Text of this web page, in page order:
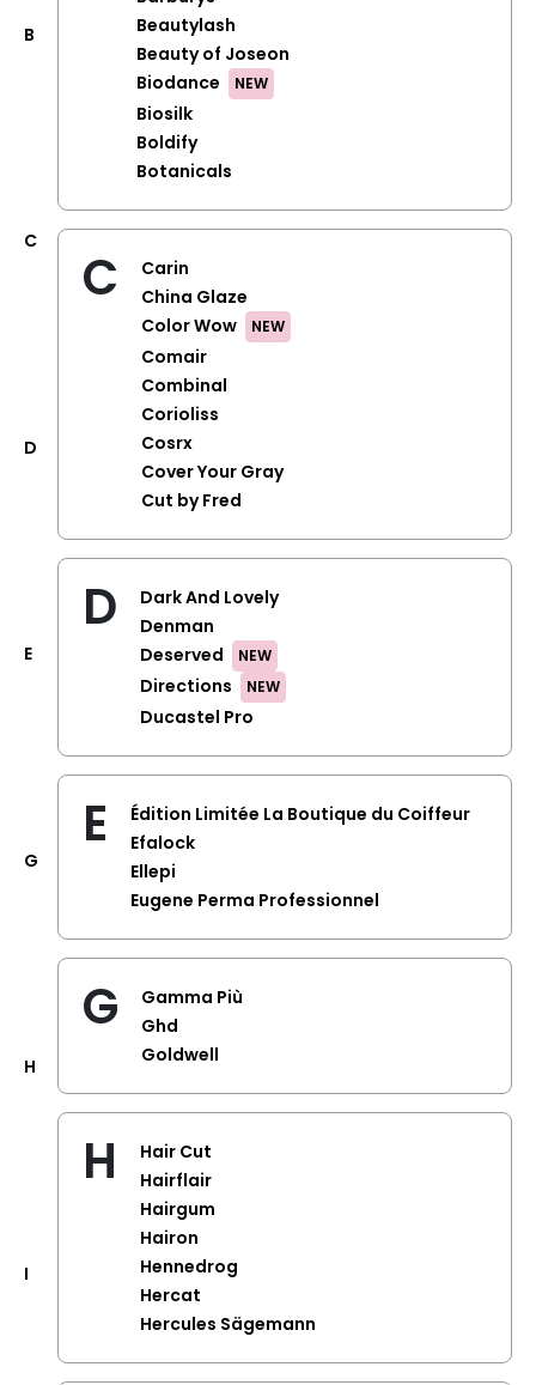
B
C
D
E
G
H
I
Beautylash
Beauty of Joseon
Biodance
NEW
Biosilk
Boldify
Botanicals
C
Carin
China Glaze
Color Wow
NEW
Comair
Combinal
Corioliss
Cosrx
Cover Your Gray
Cut by Fred
D
Dark And Lovely
Denman
Deserved
NEW
Directions NEW
Ducastel Pro
E
Édition Limitée La Boutique du Coiffeur
Efalock
Ellepi
Eugene Perma Professionnel
G
Gamma Più
Ghd
Goldwell
H
Hair Cut
Hairflair
Hairgum
Hairon
Hennedrog
Hercat
Hercules Sägemann